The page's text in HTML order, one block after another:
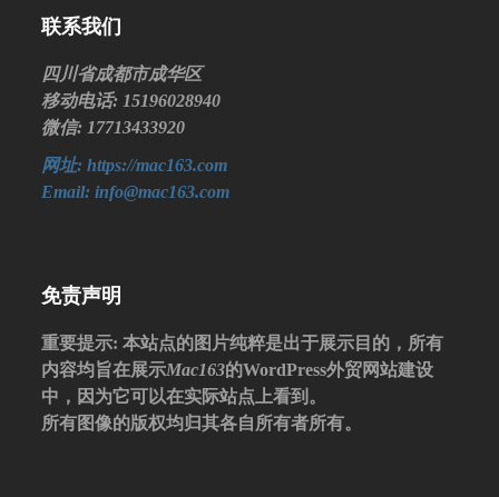
联系我们
四川省成都市成华区
移动电话: 15196028940
微信: 17713433920
网址: https://mac163.com
Email: info@mac163.com
免责声明
重要提示: 本站点的图片纯粹是出于展示目的，所有
内容均旨在展示Mac163的WordPress外贸网站建设
中，因为它可以在实际站点上看到。
所有图像的版权均归其各自所有者所有。